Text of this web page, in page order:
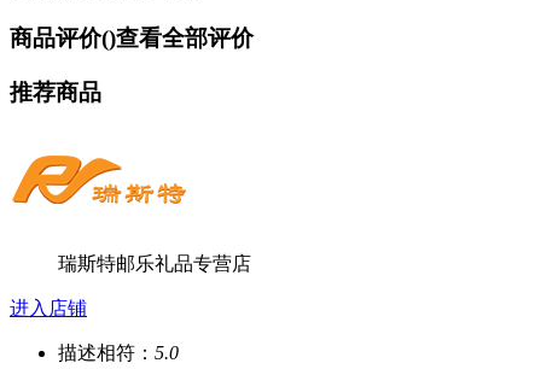
商品评价()查看全部评价
推荐商品
瑞斯特邮乐礼品专营店
进入店铺
描述相符： 5.0